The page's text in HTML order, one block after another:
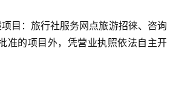
目：旅行社服务网点旅游招徕、咨询
准的项目外，凭营业执照依法自主开